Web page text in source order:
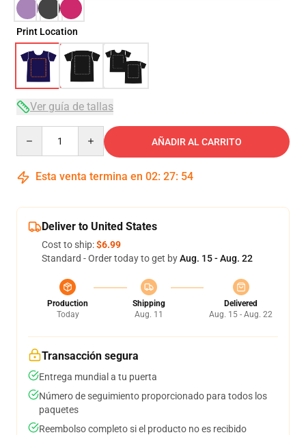
Print Location
Ver guía de tallas
AÑADIR AL CARRITO
Esta venta termina en 02: 27: 53
Deliver to United States
Cost to ship:$6.99
Standard - Order today to get byAug. 15 - Aug. 22
Production
Today
Shipping
Aug. 11
Delivered
Aug. 15 - Aug. 22
Transacción segura
Entrega mundial a tu puerta
Número de seguimiento proporcionado para todos los
paquetes
Reembolso completo si el producto no es recibido